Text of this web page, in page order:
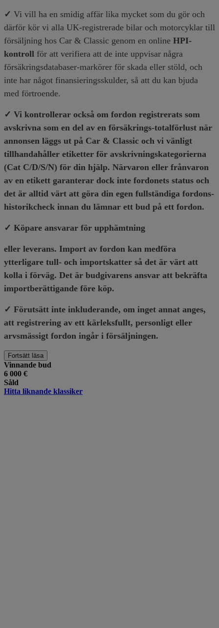
✓ Vi vill ha en smidig affär lika mycket som du gör och
därför kör vi alla UK-registrerade bilar och motorcyklar till
försäljning hos Car & Classic genom en online HPI-
kontroll för att verifiera att de inte uppvisar några
försäkringsdatabaser-markörer för skada eller stöld, och
inte har något finansieringsskulder, så att du kan bjuda
med förtroende.
✓ Vi kontrollerar också om fordon registrerats som
avskrivna som en del av en försäkrings-totalförlust när
annonsen läggs ut på Car & Classic och vi vänligt
tillhandahåller etiketter för avskrivningskategorierna
(Cat C/D/S/N) för din hjälp. Närvaron eller frånvaron
av en etikett garanterar dock inte fordonets status och
det är alltid värt att göra din egen fullständiga fordons-
historikcheck innan du lämnar ett bud på ett fordon.
✓ Köpare ansvarar för upphämtning
eller leverans. Import av fordon kan medföra
ytterligare tull- och importskatter så det är värt att
kolla i förväg. Det är budgivarens ansvar att bekräfta
importberättigande före köp.
✓ Förutsätt inte inkluderande, om inget annat anges,
att registrering av ett kärleksfullt, personligt eller
arvsmässigt fordon ingår i försäljningen.
Fortsätt läsa
Vinnande bud
6 000 €
Såld
Hitta liknande klassiker